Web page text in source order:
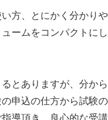
方、とにかく分かりや
ームをコンパクトにし
とありますが、分から
申込の仕方から試験の
導頂き、良心的な受講